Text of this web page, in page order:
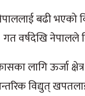
बढी
वर्षदेखि नेपालले
लागि ऊर्जा
विद्युत्